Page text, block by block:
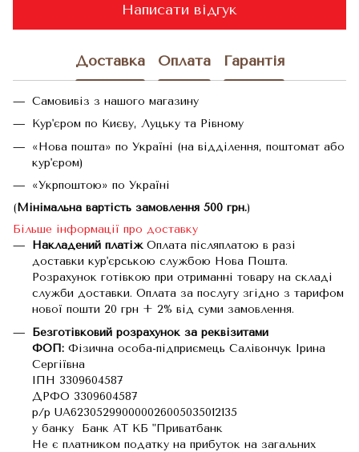
Написати відгук
Доставка Оплата Гарантія
Самовивіз з нашого магазину
Кур'єром по Києву, Луцьку та Рівному
«Нова пошта» по Україні (на відділення, поштомат або
кур'єром)
«Укрпоштою» по Україні
(Мінімальна вартість замовлення 500 грн.)
Більше інформації про доставку
Накладений платіжОплата післяплатою в разі
доставки кур'єрською службою Нова Пошта.
Розрахунок готівкою при отриманні товару на складі
служби доставки. Оплата за послугу згідно з тарифом
нової пошти 20 грн + 2% від суми замовлення.
Безготівковий розрахунок за реквізитами
ФОП: Фізична особа-підприємець Салівончук Ірина
Сергіївна
ІПН 3309604587
ДРФО 3309604587
р/р UA623052990000026005035012135
у банку Банк АТ КБ "Приватбанк
Не є платником податку на прибуток на загальних